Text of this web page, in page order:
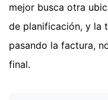
mejor busca otra
de planificación, y la
pasando la factura,
final.